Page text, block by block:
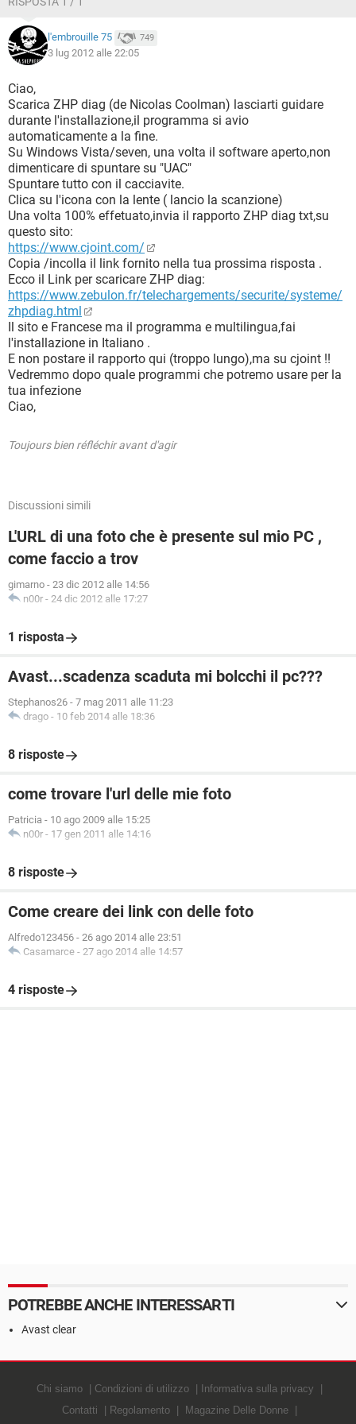
l'embrouille 75 749
3 lug 2012 alle 22:05
Ciao,
Scarica ZHP diag (de Nicolas Coolman) lasciarti guidare
durante l'installazione,il programma si avio
automaticamente a la fine.
Su Windows Vista/seven, una volta il software aperto,non
dimenticare di spuntare su "UAC"
Spuntare tutto con il cacciavite.
Clica su l'icona con la lente ( lancio la scanzione)
Una volta 100% effetuato,invia il rapporto ZHP diag txt,su
questo sito:
https://www.cjoint.com/
Copia /incolla il link fornito nella tua prossima risposta .
Ecco il Link per scaricare ZHP diag:
https://www.zebulon.fr/telechargements/securite/systeme/
zhpdiag.html
Il sito e Francese ma il programma e multilingua,fai
l'installazione in Italiano .
E non postare il rapporto qui (troppo lungo),ma su cjoint !!
Vedremmo dopo quale programmi che potremo usare per la
tua infezione
Ciao,
Toujours bien réfléchir avant d'agir
Discussioni simili
L'URL di una foto che è presente sul mio PC ,
come faccio a trov
gimarno - 23 dic 2012 alle 14:56
n00r - 24 dic 2012 alle 17:27
1 risposta
Avast...scadenza scaduta mi bolcchi il pc???
Stephanos26 - 7 mag 2011 alle 11:23
drago - 10 feb 2014 alle 18:36
8 risposte
come trovare l'url delle mie foto
Patricia - 10 ago 2009 alle 15:25
n00r - 17 gen 2011 alle 14:16
8 risposte
Come creare dei link con delle foto
Alfredo123456 - 26 ago 2014 alle 23:51
Casamarce - 27 ago 2014 alle 14:57
4 risposte
POTREBBE ANCHE INTERESSARTI
Avast clear
Chi siamo Condizioni di utilizzo
Informativa sulla privacy
Contatti
Regolamento Magazine Delle Donne